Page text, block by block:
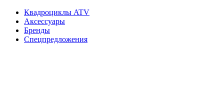
Квадроциклы ATV
Аксессуары
Бренды
Спецпредложения